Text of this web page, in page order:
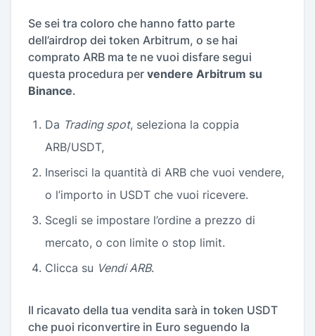
Se sei tra coloro che hanno fatto parte
dell’airdrop dei token Arbitrum, o se hai
comprato ARB ma te ne vuoi disfare segui
questa procedura per vendere Arbitrum su
Binance.
Da Trading spot, seleziona la coppia
ARB/USDT,
Inserisci la quantità di ARB che vuoi vendere,
o l’importo in USDT che vuoi ricevere.
Scegli se impostare l’ordine a prezzo di
mercato, o con limite o stop limit.
Clicca su Vendi ARB.
Il ricavato della tua vendita sarà in token USDT
che puoi riconvertire in Euro seguendo la